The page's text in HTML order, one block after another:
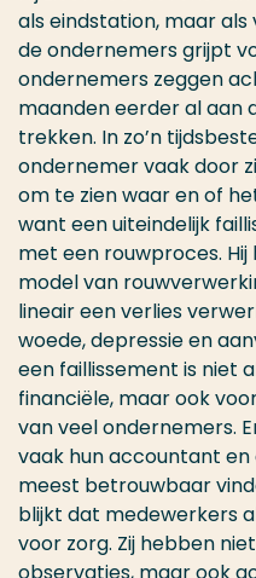
als eindstation, maar als
de ondernemers grijpt
ondernemers zeggen
maanden eerder al aan
trekken. In zo’n
ondernemer vaak door
om te zien waar en of
want een uiteindelijk
met een rouwproces.
model van
lineair een verlies
woede, depressie en
een faillissement is niet
financiële, maar ook
van veel ondernemers.
vaak hun accountant
meest betrouwbaar
blijkt dat medewerkers
voor zorg. Zij hebben